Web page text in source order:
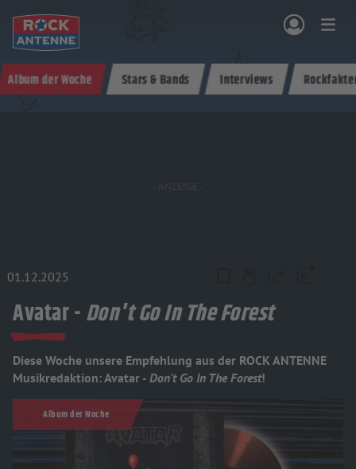
& PROGRAMM AKTIONEN & KONZERTE MUSIK ROCKCOMMUNITY SHOPPEN
Album der Woche Stars & Bands Interviews
01.12.2025
Avatar -Don't Go In The Forest
Diese Woche unsere Empfehlung aus der ROCK ANTENNE
Musikredaktion: Avatar - Don't Go In The Forest!
Album der Woche